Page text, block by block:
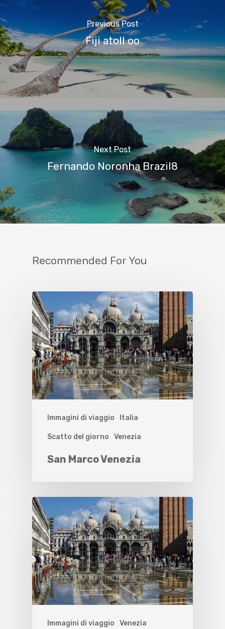
Previous Post
Fiji atoll oo
Next Post
Fernando Noronha Brazil8
Recommended For You
Immagini di viaggio Italia
Scatto del giorno Venezia
San Marco Venezia
Immagini di viaggio Venezia